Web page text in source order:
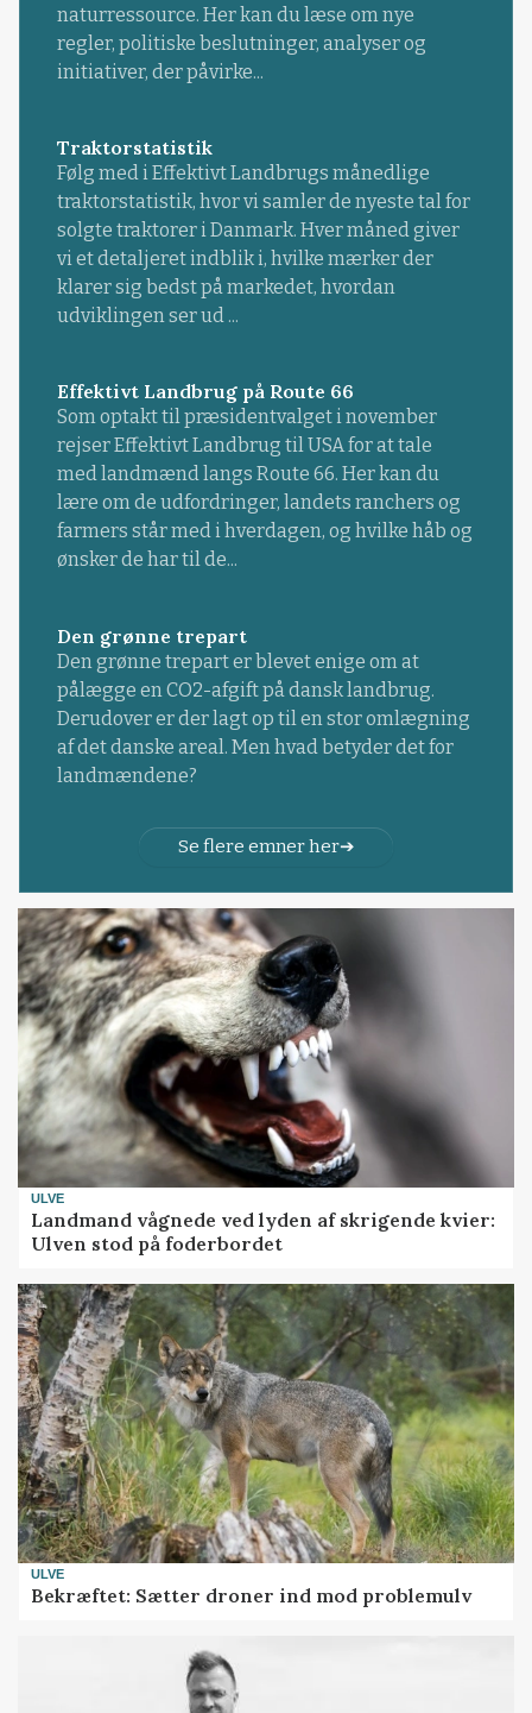
naturressource. Her kan du læse om nye
regler, politiske beslutninger, analyser og
initiativer, der påvirke...
Traktorstatistik
Følg med i Effektivt Landbrugs månedlige
traktorstatistik, hvor vi samler de nyeste tal for
solgte traktorer i Danmark. Hver måned giver
vi et detaljeret indblik i, hvilke mærker der
klarer sig bedst på markedet, hvordan
udviklingen ser ud ...
Effektivt Landbrug på Route 66
Som optakt til præsidentvalget i november
rejser Effektivt Landbrug til USA for at tale
med landmænd langs Route 66. Her kan du
lære om de udfordringer, landets ranchers og
farmers står med i hverdagen, og hvilke håb og
ønsker de har til de...
Den grønne trepart
Den grønne trepart er blevet enige om at
pålægge en CO2-afgift på dansk landbrug.
Derudover er der lagt op til en stor omlægning
af det danske areal. Men hvad betyder det for
landmændene?
Se flere emner her
ULVE
Landmand vågnede ved lyden af skrigende kvier:
Ulven stod på foderbordet
ULVE
Bekræftet: Sætter droner ind mod problemulv